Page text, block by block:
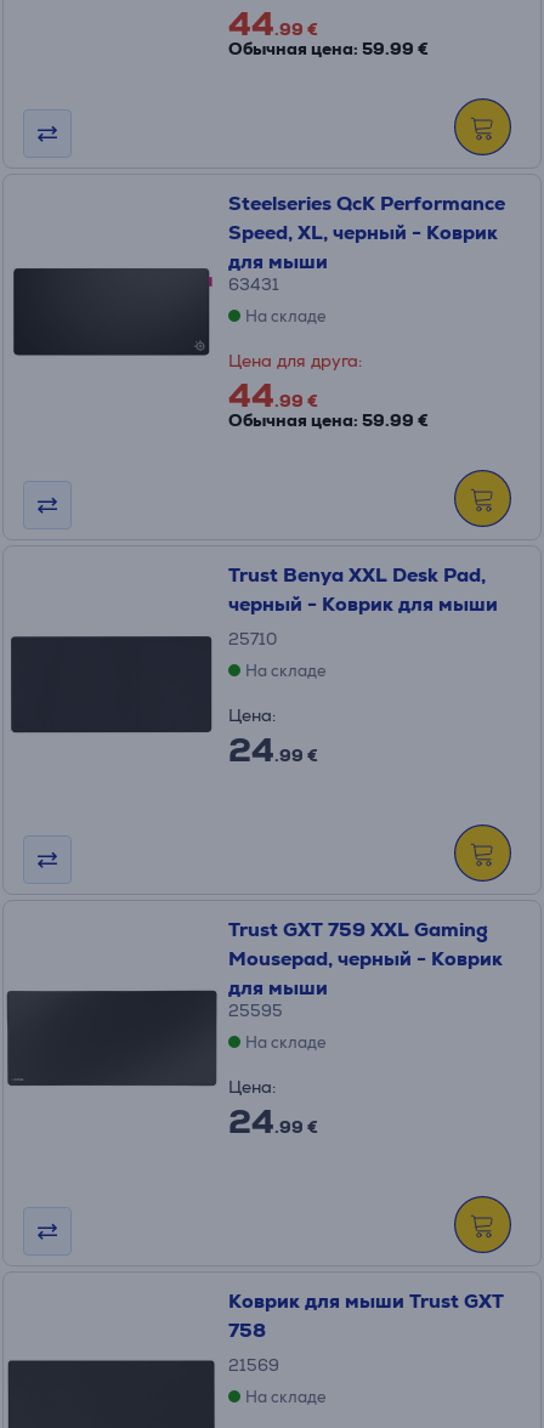
44.99 €
Обычная цена: 59.99 €
Steelseries QcK Performance
Speed, XL, черный - Коврик
для мыши
63431
На складе
Цена для друга:
44.99 €
Обычная цена: 59.99 €
Trust Benya XXL Desk Pad,
черный - Коврик для мыши
25710
На складе
Цена:
24.99 €
Trust GXT 759 XXL Gaming
Mousepad, черный - Коврик
для мыши
25595
На складе
Цена:
24.99 €
Коврик для мыши Trust GXT
758
21569
На складе